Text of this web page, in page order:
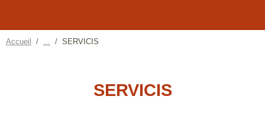
Accueil SERVICIS
SERVICIS